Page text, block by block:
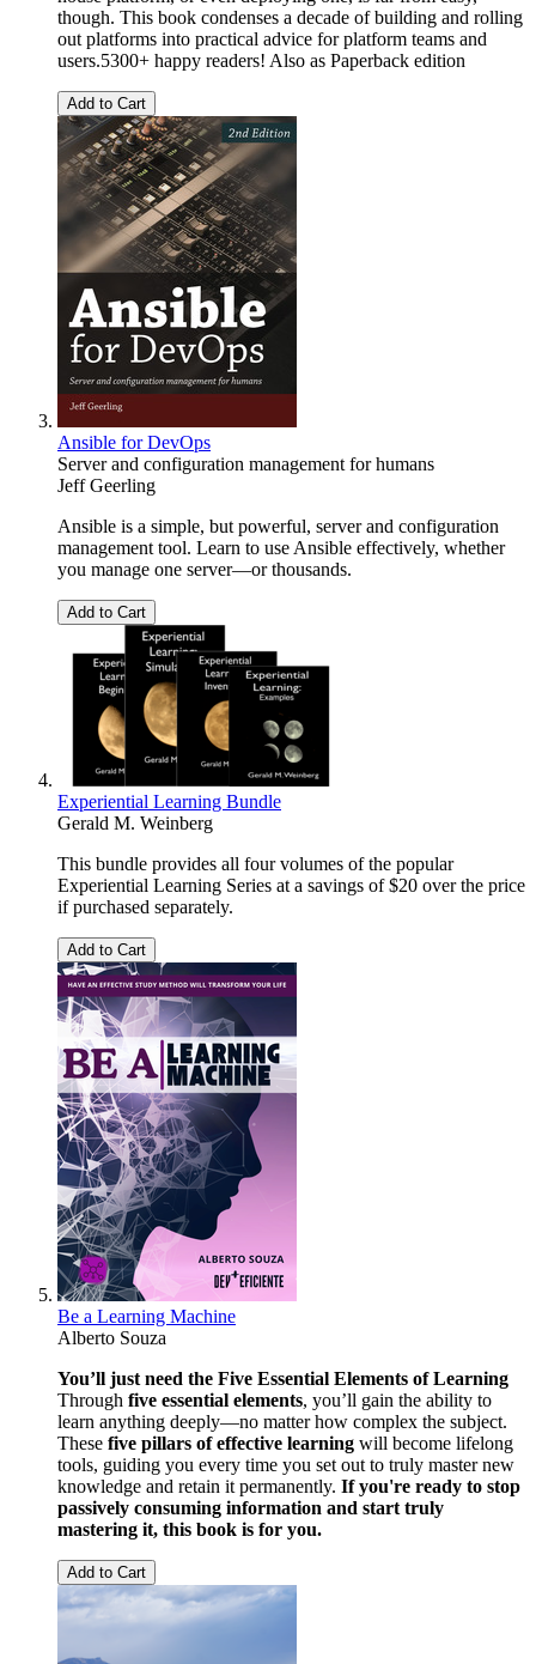
though. This book condenses a decade of building and rolling
out platforms into practical advice for platform teams and
users.5300+ happy readers! Also as Paperback edition
Add to Cart
Ansible for DevOps
Server and configuration management for humans
Jeff Geerling
Ansible is a simple, but powerful, server and configuration
management tool. Learn to use Ansible effectively, whether
you manage one server—or thousands.
Add to Cart
Experiential Learning Bundle
Gerald M. Weinberg
This bundle provides all four volumes of the popular
Experiential Learning Series at a savings of $20 over the price
if purchased separately.
Add to Cart
Be a Learning Machine
Alberto Souza
You’ll just need the Five Essential Elements of Learning
Through five essential elements, you’ll gain the ability to
learn anything deeply—no matter how complex the subject.
These five pillars of effective learning will become lifelong
tools, guiding you every time you set out to truly master new
knowledge and retain it permanently. If you're ready to stop
passively consuming information and start truly
mastering it, this book is for you.
Add to Cart